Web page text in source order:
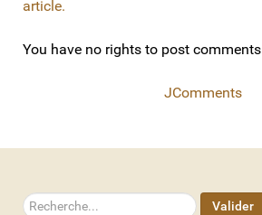
article.
You have no rights to post comments
JComments
Rechercher Valider